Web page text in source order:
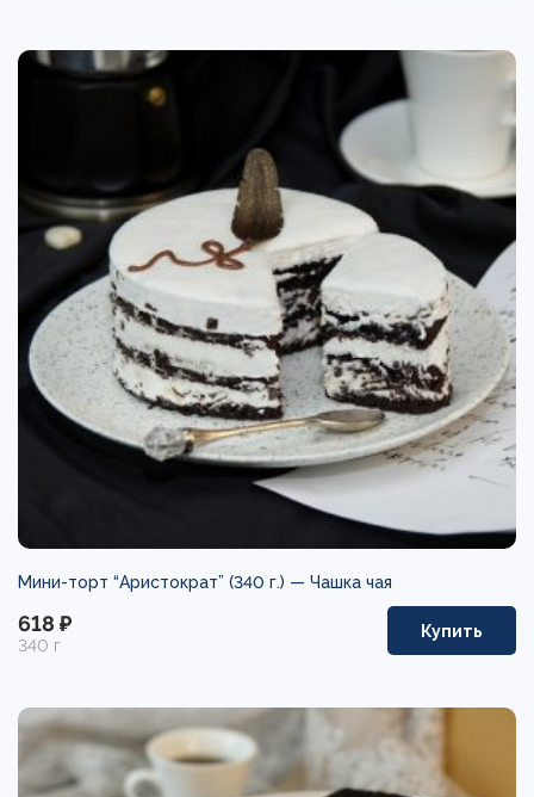
Мини-торт “Аристократ” (340 г.) — Чашка чая
618 ₽
340 г
Купить